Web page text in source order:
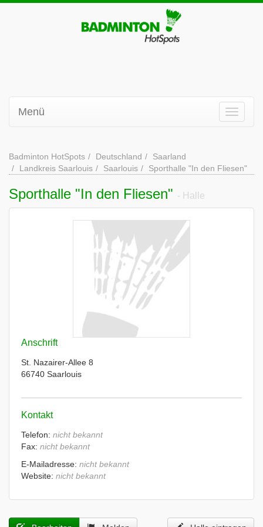
Menü
Badminton HotSpots Deutschland
Saarland
Landkreis Saarlouis
Saarlouis Sporthalle "In den Fliesen"
Sporthalle "In den Fliesen" - Halle
Anschrift
St. Nazairer-Allee 8
66740 Saarlouis
Kontakt
Telefon: nicht bekannt
Fax: nicht bekannt
E-Mailadresse: nicht bekannt
Website: nicht bekannt